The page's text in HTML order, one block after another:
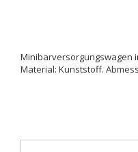
Minibarversorgungswagen
Material: Kunststoff.